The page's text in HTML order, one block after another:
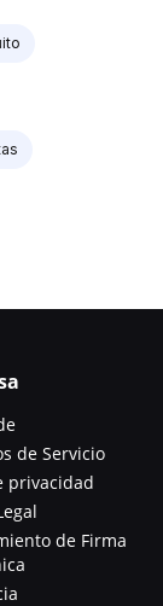
de Servicio
privacidad
de Firma